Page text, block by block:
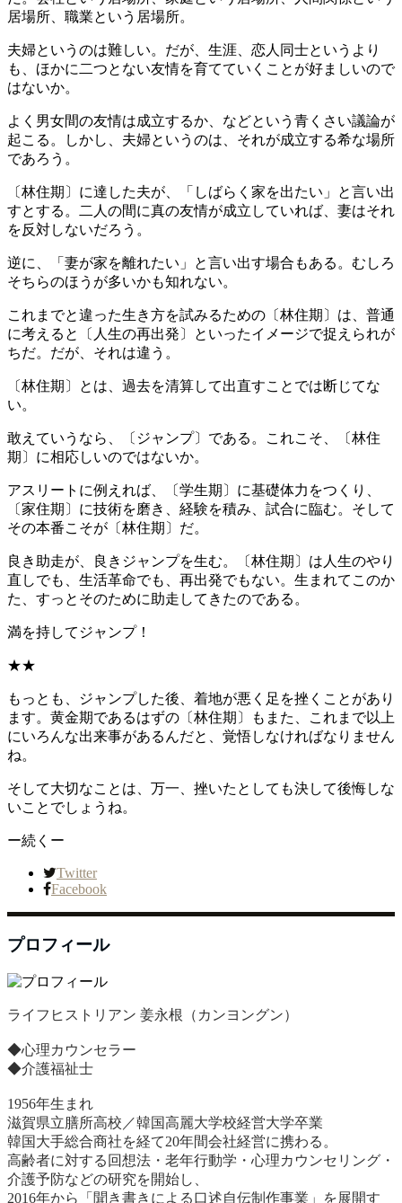
居場所、職業という居場所。
夫婦というのは難しい。だが、生涯、恋人同士というより
も、ほかに二つとない友情を育てていくことが好ましいので
はないか。
よく男女間の友情は成立するか、などという青くさい議論が
起こる。しかし、夫婦というのは、それが成立する希な場所
であろう。
〔林住期〕に達した夫が、「しばらく家を出たい」と言い出
すとする。二人の間に真の友情が成立していれば、妻はそれ
を反対しないだろう。
逆に、「妻が家を離れたい」と言い出す場合もある。むしろ
そちらのほうが多いかも知れない。
これまでと違った生き方を試みるための〔林住期〕は、普通
に考えると〔人生の再出発〕といったイメージで捉えられが
ちだ。だが、それは違う。
〔林住期〕とは、過去を清算して出直すことでは断じてな
い。
敢えていうなら、〔ジャンプ〕である。これこそ、〔林住
期〕に相応しいのではないか。
アスリートに例えれば、〔学生期〕に基礎体力をつくり、
〔家住期〕に技術を磨き、経験を積み、試合に臨む。そして
その本番こそが〔林住期〕だ。
良き助走が、良きジャンプを生む。〔林住期〕は人生のやり
直しでも、生活革命でも、再出発でもない。生まれてこのか
た、すっとそのために助走してきたのである。
満を持してジャンプ！
★★
もっとも、ジャンプした後、着地が悪く足を挫くことがあり
ます。黄金期であるはずの〔林住期〕もまた、これまで以上
にいろんな出来事があるんだと、覚悟しなければなりません
ね。
そして大切なことは、万一、挫いたとしても決して後悔しな
いことでしょうね。
ー続くー
Twitter
Facebook
プロフィール
ライフヒストリアン 姜永根（カンヨングン）
◆心理カウンセラー
◆介護福祉士
1956年生まれ
滋賀県立膳所高校／韓国高麗大学校経営大学卒業
韓国大手総合商社を経て20年間会社経営に携わる。
高齢者に対する回想法・老年行動学・心理カウンセリング・
介護予防などの研究を開始し、
2016年から「聞き書きによる口述自伝制作事業」を展開す